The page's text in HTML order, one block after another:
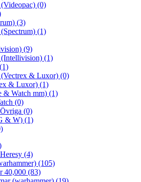
(0)
(3)
(1)
(9)
(Intellivision) (1)
(1)
(Vectrex & Luxor) (0)
& Luxor) (1)
& Watch mm) (1)
(0)
(0)
& W) (1)
(4)
(105)
40,000 (83)